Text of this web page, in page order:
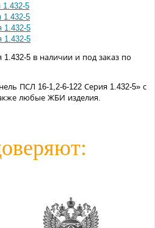
1.432-5
1.432-5
1.432-5
1.432-5
5 в наличии и под заказ по
ПСЛ 16-1,2-6-122 Серия 1.432-5» с
любые ЖБИ изделия.